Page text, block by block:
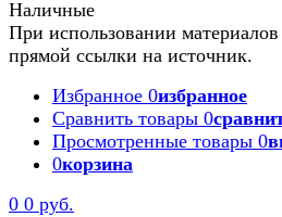
При использовании материалов
прямой ссылки на источник.
Избранное 0избранное
Сравнить товары 0
Просмотренные товары 0
0корзина
0 0 руб.